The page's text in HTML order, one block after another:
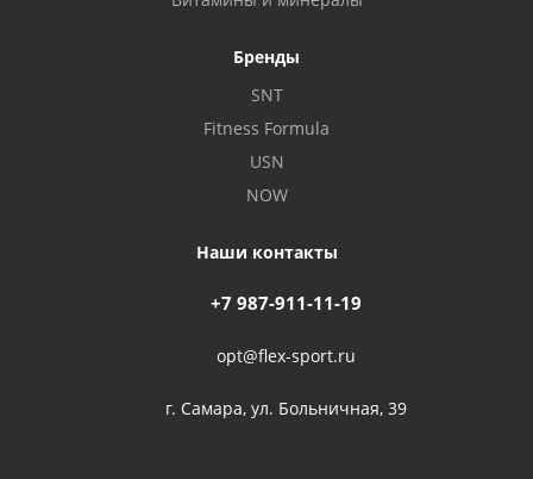
Бренды
SNT
Fitness Formula
USN
NOW
Наши контакты
+7 987-911-11-19
opt@flex-sport.ru
г. Самара, ул. Больничная, 39